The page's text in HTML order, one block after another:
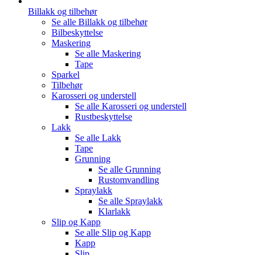
Billakk og tilbehør
Se alle Billakk og tilbehør
Bilbeskyttelse
Maskering
Se alle Maskering
Tape
Sparkel
Tilbehør
Karosseri og understell
Se alle Karosseri og understell
Rustbeskyttelse
Lakk
Se alle Lakk
Tape
Grunning
Se alle Grunning
Rustomvandling
Spraylakk
Se alle Spraylakk
Klarlakk
Slip og Kapp
Se alle Slip og Kapp
Kapp